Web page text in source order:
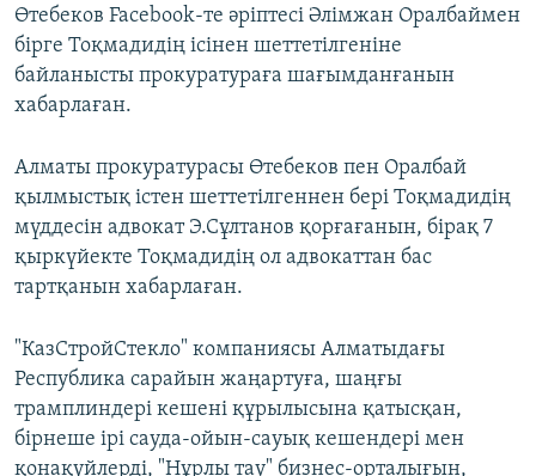
Өтебеков Facebook-те әріптесі Әлімжан Оралбаймен
бірге Тоқмадидің ісінен шеттетілгеніне
байланысты прокуратураға шағымданғанын
хабарлаған.
Алматы прокуратурасы Өтебеков пен Оралбай
қылмыстық істен шеттетілгеннен бері Тоқмадидің
мүддесін адвокат Э.Сұлтанов қорғағанын, бірақ 7
қыркүйекте Тоқмадидің ол адвокаттан бас
тартқанын хабарлаған.
"КазСтройСтекло" компаниясы Алматыдағы
Республика сарайын жаңартуға, шаңғы
трамплиндері кешені құрылысына қатысқан,
бірнеше ірі сауда-ойын-сауық кешендері мен
қонақүйлерді, "Нұрлы тау" бизнес-орталығын,